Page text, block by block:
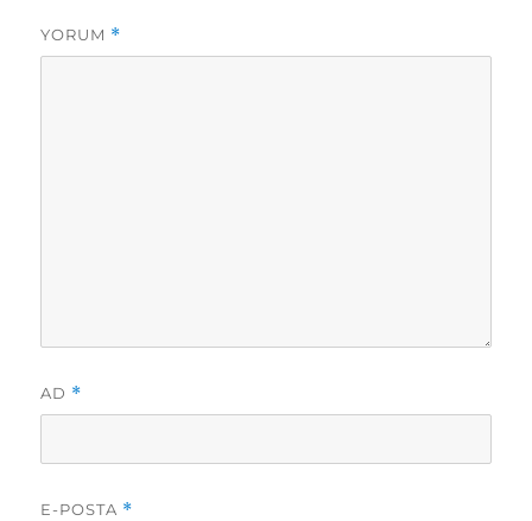
YORUM *
AD *
E-POSTA *